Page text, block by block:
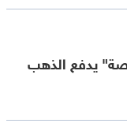
يدفع الذهب